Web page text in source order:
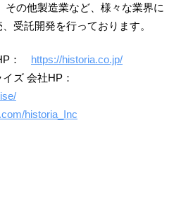
その他製造業など、様々な業界に
受託開発を行っております。
： https://historia.co.jp/
イズ 会社HP：
historia_Inc